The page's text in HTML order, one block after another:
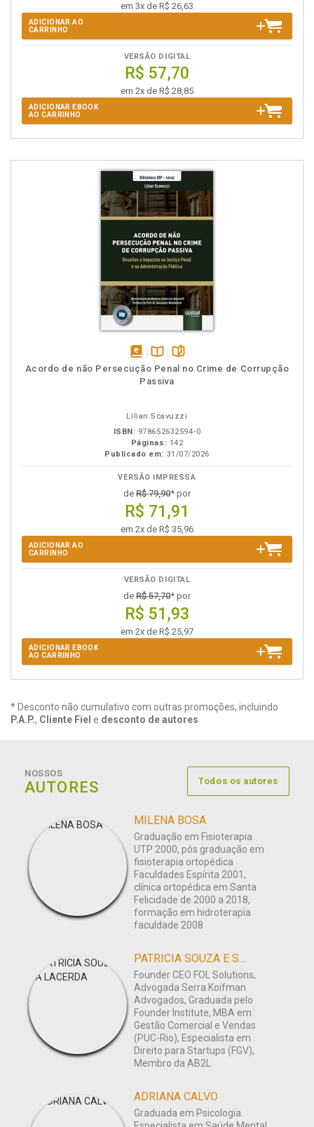
em 3x de R$ 26,63
ADICIONAR AO
CARRINHO
VERSÃO DIGITAL
R$ 57,70
em 2x de R$ 28,85
ADICIONAR EBOOK
AO CARRINHO
disponível
em
Disponível
na
páginas
Acordo de não Persecução Penal no Crime de Corrupção
Passiva
Lilian Scavuzzi
ISBN: 978652632594-0
Páginas: 142
Publicado em: 31/07/2026
VERSÃO IMPRESSA
de R$ 79,90* por
R$ 71,91
em 2x de R$ 35,96
ADICIONAR AO
CARRINHO
VERSÃO DIGITAL
de R$ 57,70* por
R$ 51,93
em 2x de R$ 25,97
ADICIONAR EBOOK
AO CARRINHO
* Desconto não cumulativo com outras promoções, incluindo
P.A.P., Cliente Fiel e desconto de autores
NOSSOS
AUTORES Todos os autores
MILENA BOSA
Graduação em Fisioterapia
UTP 2000, pós graduação em
fisioterapia ortopédica
Faculdades Espírita 2001,
clínica ortopédica em Santa
Felicidade de 2000 a 2018,
formação em hidroterapia
faculdade 2008
PATRICIA SOUZA E SÁ LACERDA
Founder CEO FOL Solutions,
Advogada Serra Koifman
Advogados, Graduada pelo
Founder Institute, MBA em
Gestão Comercial e Vendas
(PUC-Rio), Especialista em
Direito para Startups (FGV),
Membro da AB2L
ADRIANA CALVO
Graduada em Psicologia.